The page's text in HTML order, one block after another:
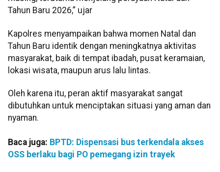
Tahun Baru 2026,” ujar
Kapolres menyampaikan bahwa momen Natal dan
Tahun Baru identik dengan meningkatnya aktivitas
masyarakat, baik di tempat ibadah, pusat keramaian,
lokasi wisata, maupun arus lalu lintas.
Oleh karena itu, peran aktif masyarakat sangat
dibutuhkan untuk menciptakan situasi yang aman dan
nyaman.
Baca juga: BPTD: Dispensasi bus terkendala akses
OSS berlaku bagi PO pemegang izin trayek